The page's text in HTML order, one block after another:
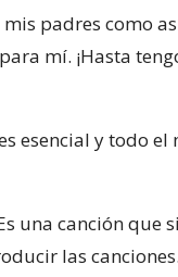
mis padres como
mí. ¡Hasta
esencial y todo
una canción que
las canciones.